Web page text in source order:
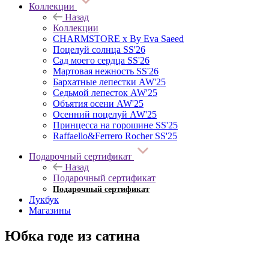
Коллекции
Назад
Коллекции
CHARMSTORE х By Eva Saeed
Поцелуй солнца SS'26
Сад моего сердца SS'26
Мартовая нежность SS'26
Бархатные лепестки AW'25
Седьмой лепесток AW'25
Объятия осени AW'25
Осенний поцелуй AW'25
Принцесса на горошине SS'25
Raffaello&Ferrero Rocher SS'25
Подарочный сертификат
Назад
Подарочный сертификат
Подарочный сертификат
Лукбук
Магазины
Юбка годе из сатина